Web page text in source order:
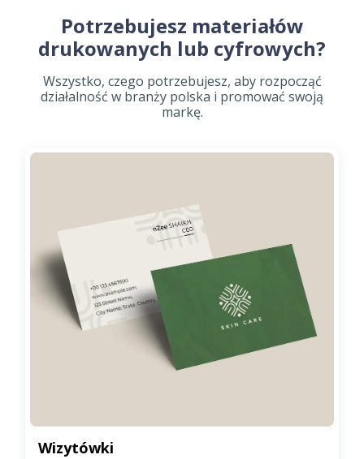
Potrzebujesz materiałów
drukowanych lub cyfrowych?
Wszystko, czego potrzebujesz, aby rozpocząć
działalność w branży polska i promować swoją
markę.
Wizytówki